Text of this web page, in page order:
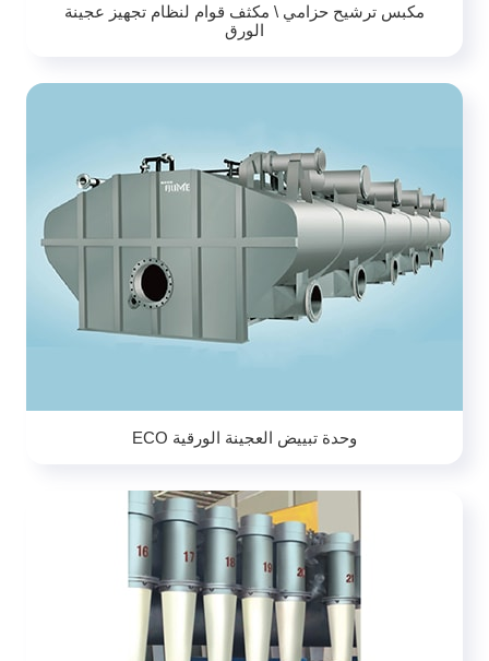
مكبس ترشيح حزامي \ مكثف قوام لنظام تجهيز عجينة
الورق
وحدة تبييض العجينة الورقية ECO